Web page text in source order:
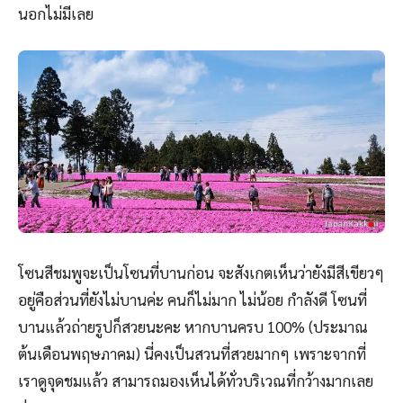
นอกไม่มีเลย
โซนสีชมพูจะเป็นโซนที่บานก่อน จะสังเกตเห็นว่ายังมีสีเขียวๆ
อยู่คือส่วนที่ยังไม่บานค่ะ คนก็ไม่มาก ไม่น้อย กำลังดี โซนที่
บานแล้วถ่ายรูปก็สวยนะคะ หากบานครบ 100% (ประมาณ
ต้นเดือนพฤษภาคม) นี่คงเป็นสวนที่สวยมากๆ เพราะจากที่
เราดูจุดชมแล้ว สามารถมองเห็นได้ทั่วบริเวณที่กว้างมากเลย